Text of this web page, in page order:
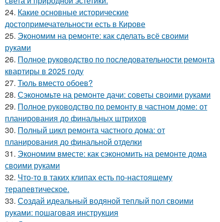
24. Какие основные исторические
достопримечательности есть в Кирове
25. Экономим на ремонте: как сделать всё своими
руками
26. Полное руководство по последовательности ремонта
квартиры в 2025 году
27. Тюль вместо обоев?
28. Сэкономьте на ремонте дачи: советы своими руками
29. Полное руководство по ремонту в частном доме: от
планирования до финальных штрихов
30. Полный цикл ремонта частного дома: от
планирования до финальной отделки
31. Экономим вместе: как сэкономить на ремонте дома
своими руками
32. Что-то в таких клипах есть по-настоящему
терапевтическое.
33. Создай идеальный водяной теплый пол своими
руками: пошаговая инструкция